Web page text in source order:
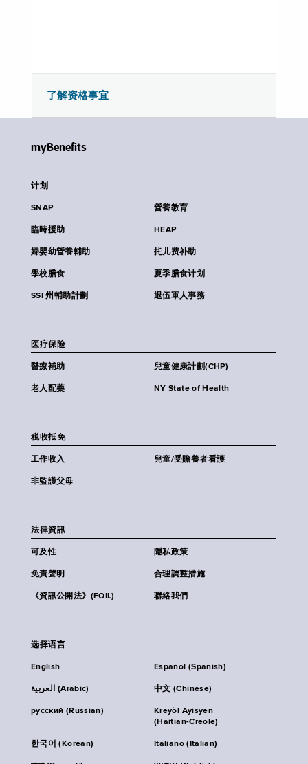
了解资格事宜
myBenefits
计划
SNAP 營養教育
臨時援助 HEAP
婦嬰幼營養輔助 扥儿费补助
學校膳食 夏季膳食计划
SSI 州輔助計劃 退伍軍人事務
医疗保险
醫療補助 兒童健康計劃(CHP)
老人配藥 NY State of Health
税收抵免
工作收入 兒童/受贍養者看護
非監護父母
法律資訊
可及性 隱私政策
免責聲明 合理調整措施
《資訊公開法》(FOIL) 聯絡我們
选择语言
English Español (Spanish)
العربية (Arabic) 中文 (Chinese)
русский (Russian)
Kreyòl Ayisyen
(Haitian-Creole)
한국어 (Korean) Italiano (Italian)